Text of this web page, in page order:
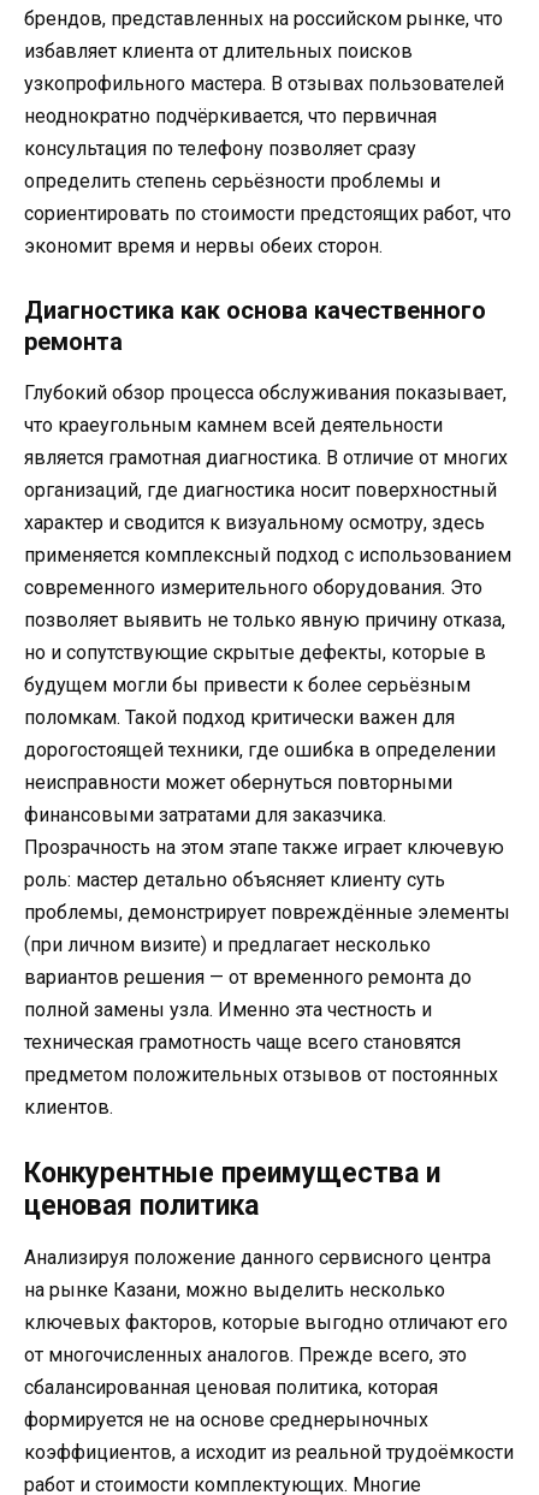
брендов, представленных на российском рынке, что
избавляет клиента от длительных поисков
узкопрофильного мастера. В отзывах пользователей
неоднократно подчёркивается, что первичная
консультация по телефону позволяет сразу
определить степень серьёзности проблемы и
сориентировать по стоимости предстоящих работ, что
экономит время и нервы обеих сторон.
Диагностика как основа качественного
ремонта
Глубокий обзор процесса обслуживания показывает,
что краеугольным камнем всей деятельности
является грамотная диагностика. В отличие от многих
организаций, где диагностика носит поверхностный
характер и сводится к визуальному осмотру, здесь
применяется комплексный подход с использованием
современного измерительного оборудования. Это
позволяет выявить не только явную причину отказа,
но и сопутствующие скрытые дефекты, которые в
будущем могли бы привести к более серьёзным
поломкам. Такой подход критически важен для
дорогостоящей техники, где ошибка в определении
неисправности может обернуться повторными
финансовыми затратами для заказчика.
Прозрачность на этом этапе также играет ключевую
роль: мастер детально объясняет клиенту суть
проблемы, демонстрирует повреждённые элементы
(при личном визите) и предлагает несколько
вариантов решения — от временного ремонта до
полной замены узла. Именно эта честность и
техническая грамотность чаще всего становятся
предметом положительных отзывов от постоянных
клиентов.
Конкурентные преимущества и
ценовая политика
Анализируя положение данного сервисного центра
на рынке Казани, можно выделить несколько
ключевых факторов, которые выгодно отличают его
от многочисленных аналогов. Прежде всего, это
сбалансированная ценовая политика, которая
формируется не на основе среднерыночных
коэффициентов, а исходит из реальной трудоёмкости
работ и стоимости комплектующих. Многие